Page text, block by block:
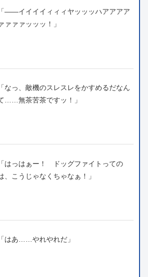
「――イイイイィィィヤッッッハアアアア
ァァァッッッ！」
「なっ、敵機のスレスレをかすめるだなん
……無茶苦茶ですッ！」
「はっはぁー！ ドッグファイトっての
、こうじゃなくちゃなぁ！」
「はあ……やれやれだ」